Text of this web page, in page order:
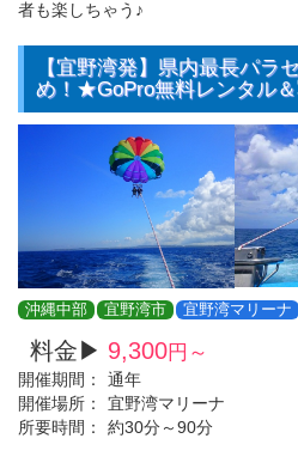
者も楽しちゃう♪
【宜野湾発】県内最長パ
め！★GoPro無料レンタル
沖縄中部 宜野湾市 宜野湾マリーナ
料金▶ 9,300円～
開催期間：
通年
開催場所：
宜野湾マリーナ
所要時間：
約30分～90分